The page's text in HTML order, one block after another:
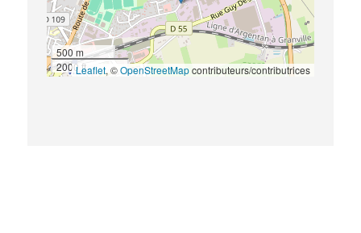
500 m
2000 ftLeaflet, ©OpenStreetMapcontributeurs/contributrices